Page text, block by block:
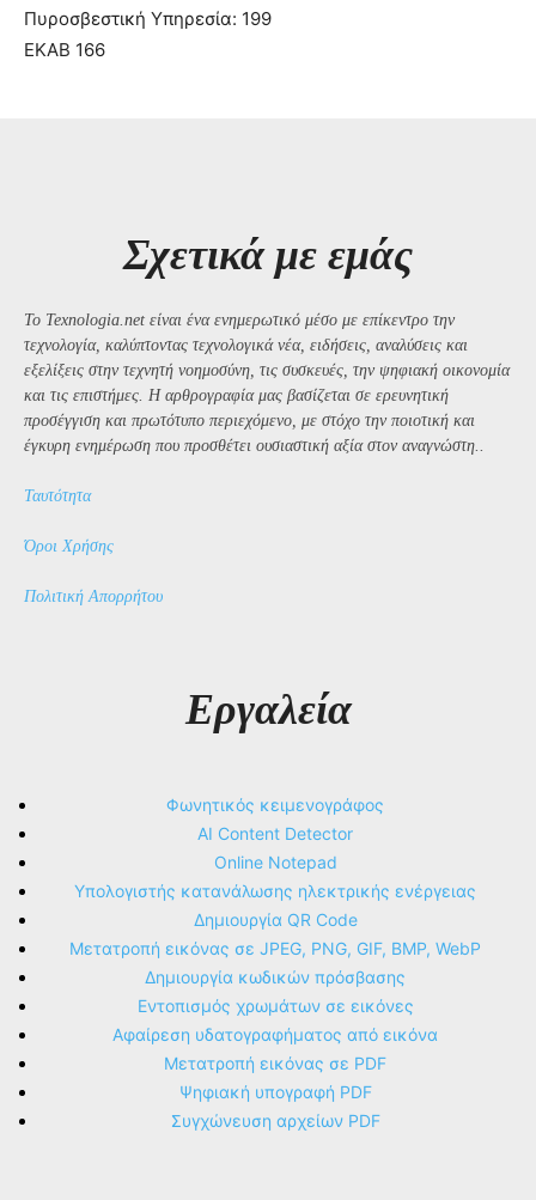
Πυροσβεστική Υπηρεσία: 199
ΕΚΑΒ 166
Σχετικά με εμάς
Το Texnologia.net είναι ένα ενημερωτικό μέσο με επίκεντρο την
τεχνολογία, καλύπτοντας τεχνολογικά νέα, ειδήσεις, αναλύσεις και
εξελίξεις στην τεχνητή νοημοσύνη, τις συσκευές, την ψηφιακή οικονομία
και τις επιστήμες. Η αρθρογραφία μας βασίζεται σε ερευνητική
προσέγγιση και πρωτότυπο περιεχόμενο, με στόχο την ποιοτική και
έγκυρη ενημέρωση που προσθέτει ουσιαστική αξία στον αναγνώστη..
Ταυτότητα
Όροι Χρήσης
Πολιτική Απορρήτου
Εργαλεία
Φωνητικός κειμενογράφος
AI Content Detector
Online Notepad
Υπολογιστής κατανάλωσης ηλεκτρικής ενέργειας
Δημιουργία QR Code
Μετατροπή εικόνας σε JPEG, PNG, GIF, BMP, WebP
Δημιουργία κωδικών πρόσβασης
Εντοπισμός χρωμάτων σε εικόνες
Αφαίρεση υδατογραφήματος από εικόνα
Μετατροπή εικόνας σε PDF
Ψηφιακή υπογραφή PDF
Συγχώνευση αρχείων PDF